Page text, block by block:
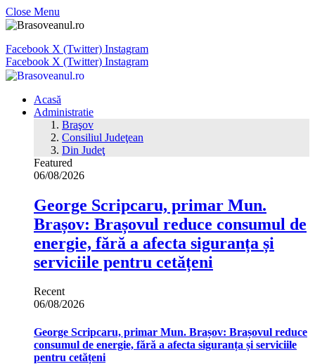
Close Menu
Facebook X (Twitter) Instagram
Facebook X (Twitter) Instagram
Acasă
Administratie
Braşov
Consiliul Judeţean
Din Judeţ
Featured
06/08/2026
George Scripcaru, primar Mun.
Brașov: Brașovul reduce consumul de
energie, fără a afecta siguranța și
serviciile pentru cetățeni
Recent
06/08/2026
George Scripcaru, primar Mun. Brașov: Brașovul reduce
consumul de energie, fără a afecta siguranța și serviciile
pentru cetățeni